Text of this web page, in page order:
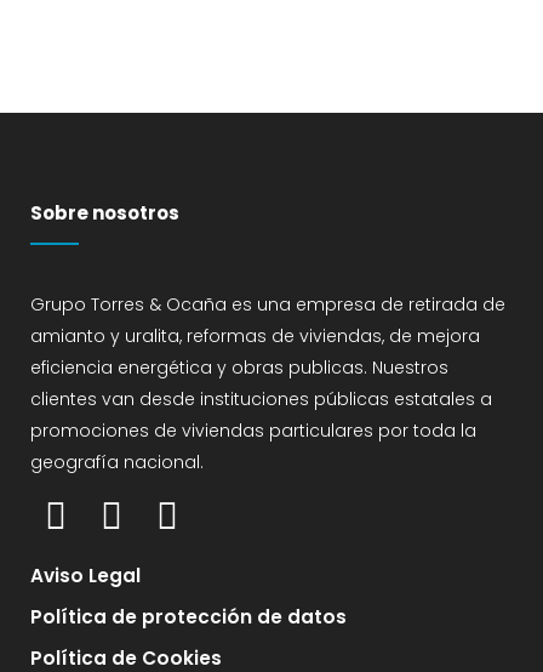
Sobre nosotros
Grupo Torres & Ocaña es una empresa de retirada de
amianto y uralita, reformas de viviendas, de mejora
eficiencia energética y obras publicas. Nuestros
clientes van desde instituciones públicas estatales a
promociones de viviendas particulares por toda la
geografía nacional.
Aviso Legal
Política de protección de datos
Política de Cookies